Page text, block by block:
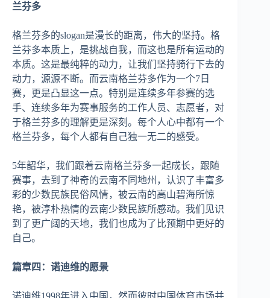
兰芬多
格兰芬多的slogan是漫长的距离，伟大的坚持。格
兰芬多本质上，是挑战自我，而这也是所有运动的
本质。这是最纯粹的动力，让我们坚持骑行下去的
动力，源源不断。而云南格兰芬多作为一个7日
赛，更是凸显这一点。特别是连续多年参赛的选
手、连续多年为赛事服务的工作人员、志愿者，对
于格兰芬多的理解更是深刻。每个人心中都有一个
格兰芬多，每个人都有自己独一无二的感受。
5年韶华，我们跟着云南格兰芬多一起成长，跟随
赛事，去到了神奇的云南不同地州，认识了丰富多
彩的少数民族民俗风情，被云南的高山碧海所惊
艳，被淳朴热情的云南少数民族所感动。我们见识
到了更广阔的天地，我们也成为了比预期中更好的
自己。
篇章四：诺迪维的愿景
诺迪维1998年进入中国，然而彼时中国体育市场并